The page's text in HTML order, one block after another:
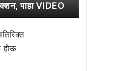
पाहा VIDEO
होऊ